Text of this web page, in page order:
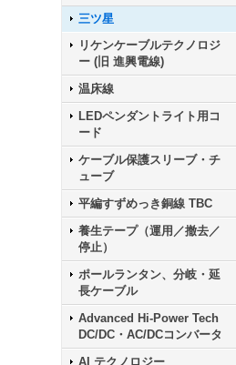
三ツ星
リケンケーブルテクノロジ
ー (旧 進興電線)
温床線
LEDペンダントライト用コ
ード
ケーブル保護スリーブ・チ
ューブ
平編すずめっき銅線 TBC
養生テープ（運用／撤去／
停止）
ポールランタン、分岐・延
長ケーブル
Advanced Hi-Power Tech
DC/DC・AC/DCコンバータ
AI テクノロジー